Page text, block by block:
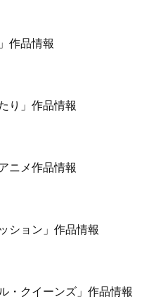
作品情報
り」作品情報
ニメ作品情報
ション」作品情報
・クイーンズ」作品情報